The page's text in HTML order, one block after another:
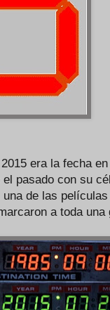
era la fecha
pasado con su
una de las
a toda una